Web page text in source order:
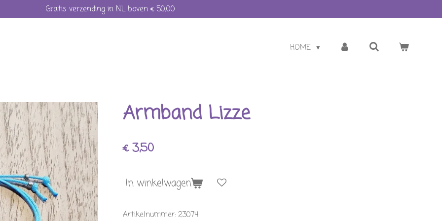
Gratis verzending in NL boven € 50,00
HOME
Armband Lizze
€ 3,50
In winkelwagen
Artikelnummer: 23074